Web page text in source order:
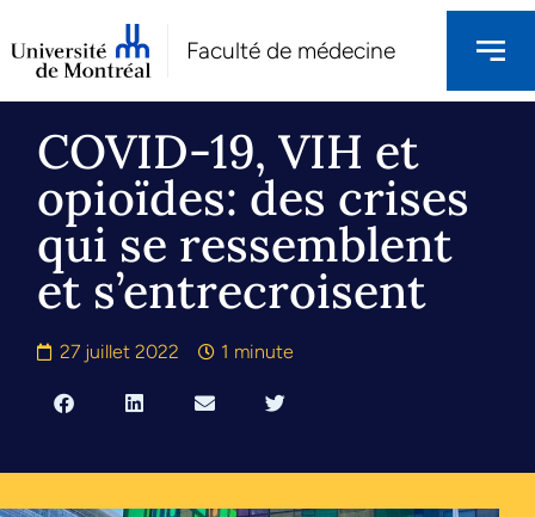
Faculté de médecine
COVID-19, VIH et
opioïdes: des crises
qui se ressemblent
et s’entrecroisent
27 juillet 2022 1 minute